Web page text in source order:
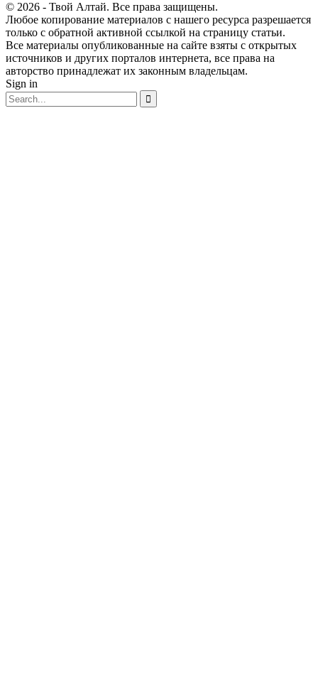
© 2026 - Твой Алтай. Все права защищены.
Любое копирование материалов с нашего ресурса разрешается
только с обратной активной ссылкой на страницу статьи.
Все материалы опубликованные на сайте взяты с открытых
источников и других порталов интернета, все права на
авторство принадлежат их законным владельцам.
Sign in